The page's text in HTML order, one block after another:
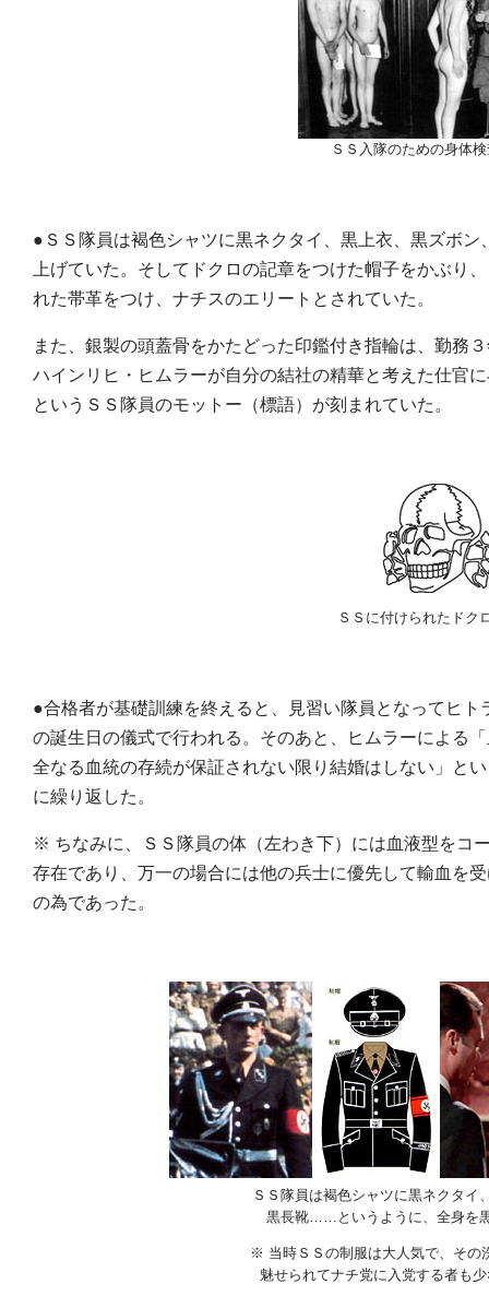
ＳＳ入隊のための身体
●ＳＳ隊員は褐色シャツに黒ネクタイ、黒上衣、黒ズボ
上げていた。そしてドクロの記章をつけた帽子をかぶり
れた帯革をつけ、ナチスのエリートとされていた。
また、銀製の頭蓋骨をかたどった印鑑付き指輪は、勤務
ハインリヒ・ヒムラーが自分の結社の精華と考えた仕官
というＳＳ隊員のモットー（標語）が刻まれていた。
ＳＳに付けられたドク
●合格者が基礎訓練を終えると、見習い隊員となってヒ
の誕生日の儀式で行われる。そのあと、ヒムラーによる
全なる血統の存続が保証されない限り結婚はしない」と
に繰り返した。
※ ちなみに、ＳＳ隊員の体（左わき下）には血液型をコ
存在であり、万一の場合には他の兵士に優先して輸血を
の為であった。
ＳＳ隊員は褐色シャツに黒ネクタイ
黒長靴……というように、全身を
※ 当時ＳＳの制服は大人気で、その
魅せられてナチ党に入党する者も